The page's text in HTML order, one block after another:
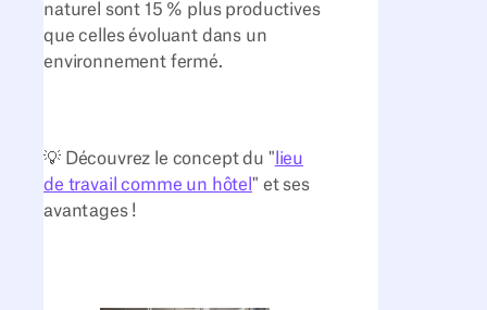
naturel sont 15 % plus productives
que celles évoluant dans un
environnement fermé.
💡 Découvrez le concept du " lieu
de travail comme un hôtel " et ses
avantages !